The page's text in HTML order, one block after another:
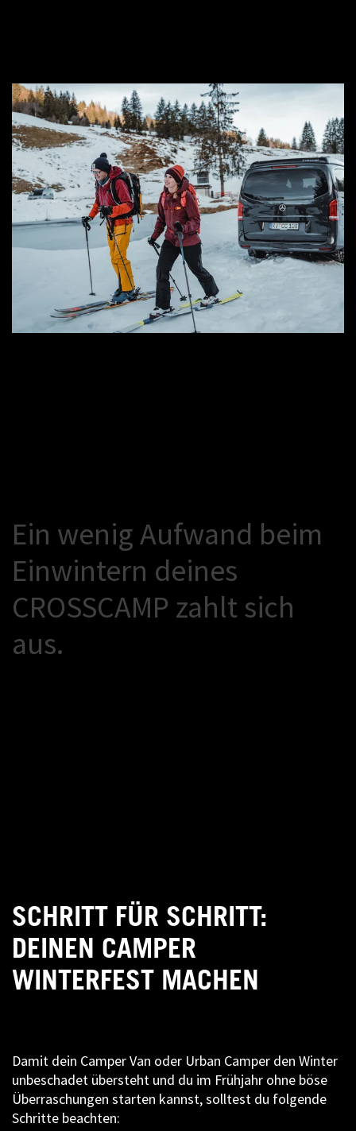
Ein wenigAufwand beim
Einwintern deines
CROSSCAMP zahlt sich
aus.
SCHRITT FÜR SCHRITT:
DEINEN CAMPER
WINTERFEST MACHEN
Damit dein Camper Van oder Urban Camper den Winter
unbeschadet übersteht und du im Frühjahr ohne böse
Überraschungen starten kannst, solltest du folgende
Schritte beachten: